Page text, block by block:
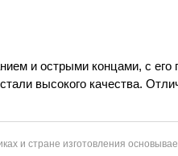
и острыми концами, с его
высокого качества.
и стране изготовления